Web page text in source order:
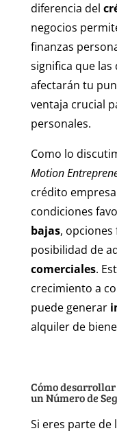
diferencia del
negocios
finanzas
significa que las
afectarán tu
ventaja crucial
personales.
Como lo
Motion
crédito
condiciones
bajas, opciones
posibilidad de
comerciales.
crecimiento a
puede generar
alquiler de
Cómo
un Número de
Si eres parte